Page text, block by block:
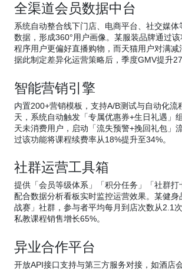
全渠道会员数据中台
系统自动整合线下门店、电商平台、社交媒体
数据，形成360°用户画像。某服装品牌通过
程序用户更偏好直播购物，而天猫用户对满减
据此制定差异化运营策略后，季度GMV提升
智能营销引擎
内置200+营销模板，支持A/B测试与自动化流
天，系统自动触发「专属优惠券+生日礼遇」
天未消费用户，启动「流失预警+挽回礼包」
过该功能将课程续费率从18%提升至34%。
社群运营工具箱
提供「会员等级体系」「积分任务」「社群打
配合数据分析看板实时监控运营效果。某健身
战赛」社群，参与者平均每月到店次数从2.1
私教课程销售增长65%。
异业合作平台
开放API接口支持与第三方服务对接，如酒店